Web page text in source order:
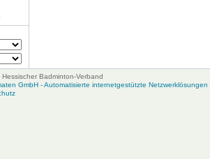
Badminton-Verband
GmbH - Automatisierte internetgestützte Netzwerklösungen